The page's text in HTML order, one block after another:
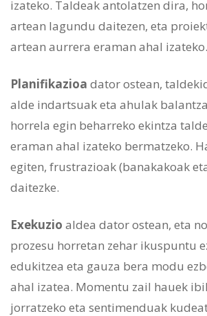
izateko. Taldeak antolatzen dira,
artean lagundu daitezen, eta
artean aurrera eraman ahal izateko.
Planifikazioa dator ostean,
alde indartsuak eta ahulak
horrela egin beharreko ekintza
eraman ahal izateko bermatzeko.
egiten, frustrazioak (banakakoak
daitezke.
Exekuzio aldea dator ostean, eta
prozesu horretan zehar ikuspuntu
edukitzea eta gauza bera modu
ahal izatea. Momentu zail hauek
jorratzeko eta sentimenduak